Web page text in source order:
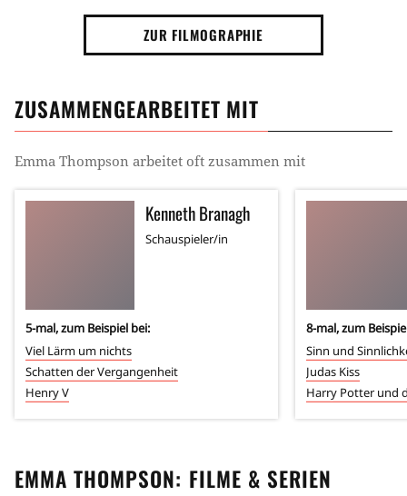
ZUR FILMOGRAPHIE
ZUSAMMENGEARBEITET MIT
Emma Thompson arbeitet oft zusammen mit
Kenneth Branagh
Schauspieler/in
5-mal, zum Beispiel bei:
Viel Lärm um nichts
Schatten der Vergangenheit
Henry V
8-mal, zum
Sinn und
Judas Kiss
EMMA THOMPSON: FILME & SERIEN